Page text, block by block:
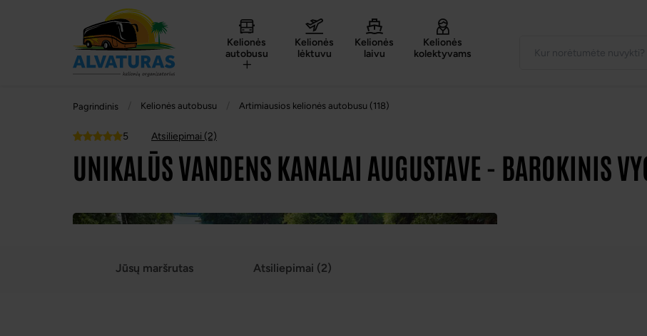
Kelionės
autobusu
Kelionės
lėktuvu
Kelionės
laivu
Kelionės
kolektyvams
Pagrindinis Kelionės autobusu Artimiausios kelionės autobusu (118)
5 Atsiliepimai (2)
UNIKALŪS VANDENS KANALAI AUGUSTAVE - BAROKINIS
Jūsų maršrutas Atsiliepimai (2)